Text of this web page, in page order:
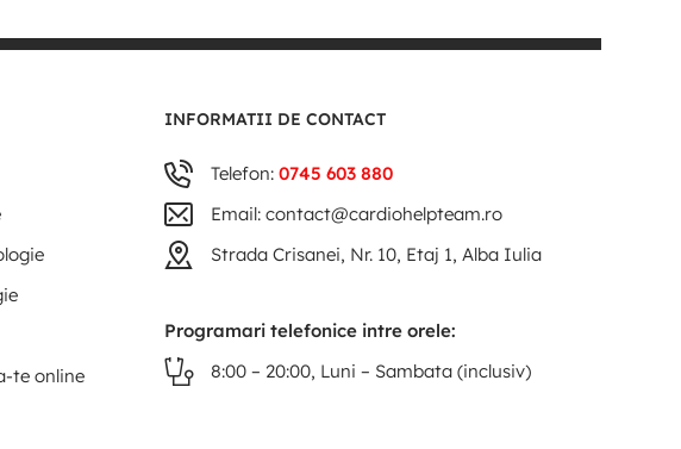
te online
INFORMATII DE CONTACT
Telefon:0745 603 880
Email: contact@cardiohelpteam.ro
Strada Crisanei, Nr. 10, Etaj 1, Alba Iulia
Programari telefonice intre orele:
8:00 – 20:00, Luni – Sambata (inclusiv)